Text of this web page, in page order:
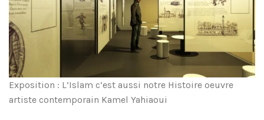
Exposition : L’Islam c’est aussi notre Histoire oeuvre
artiste contemporain Kamel Yahiaoui